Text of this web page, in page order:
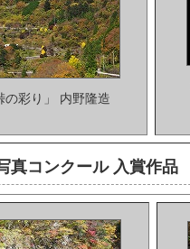
の彩り」 内野隆造
真コンクール 入賞作品